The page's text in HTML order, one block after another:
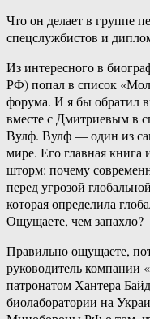
Что он делает в группе
спецслужбистов и
Из интересного в
РФ) попал в список
форума. И я бы обратил
вместе с Дмитриевым в
Вулф. Вулф — один из
мире. Его главная
шторм: почему
перед угрозой
которая определила
Ощущаете, чем запахло?
Правильно ощущаете,
руководитель компании
патронатом Хантера
биолаборатории на